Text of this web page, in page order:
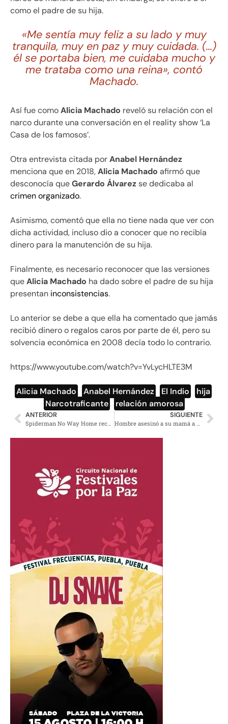
como el padre de su hija.
«Me sentía muy feliz a su lado y muy
tranquila, muy en paz y muy cuidada. (…)
él se portaba bien, me cuidaba mucho y
me trataba como una reina», contó
Machado.
Así fue comoAlicia Machado reveló su relación con el
narco durante una conversación en el reality show ‘La
Casa de los famosos’.
Otra entrevista citada porAnabel Hernández
menciona que en 2018,Alicia Machado afirmó que
desconocía queGerardo Álvarezse dedicaba al
crimen organizado.
Asimismo, comentó que ella no tiene nada que ver con
dicha actividad, incluso dio a conocer que no recibía
dinero para la manutención de su hija.
Finalmente, es necesario reconocer que las versiones
queAlicia Machado ha dado sobre el padre de su hija
presentan inconsistencias.
Lo anterior se debe a que ella ha comentado que jamás
recibió dinero o regalos caros por parte de él, pero su
solvencia económica en 2008 decía todo lo contrario.
https://www.youtube.com/watch?v=YvLycHLTE3M
Alicia Machado Anabel Hernández El Indio hija
Narcotraficante
relación amorosa
ANTERIOR SIGUIENTE